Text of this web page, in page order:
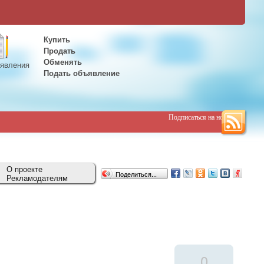
Купить
Продать
Обменять
Подать объявление
Подписаться на новости
О проекте
Рекламодателям Поделиться...